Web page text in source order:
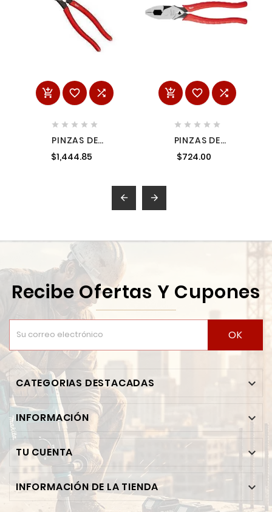
  
    
PINZAS DE
ELECTRICISTA 9"
MILWAUKEE 48226503
$1,444.85
  
    
PINZAS DE
ELECTRICISTA 9" CON
CRIMPADORA DE
MILWAUKEE 48226100
$724.00
 
Recibe Ofertas Y Cupones
OK
CATEGORIAS DESTACADAS 
INFORMACIÓN 
TU CUENTA 
INFORMACIÓN DE LA TIENDA 